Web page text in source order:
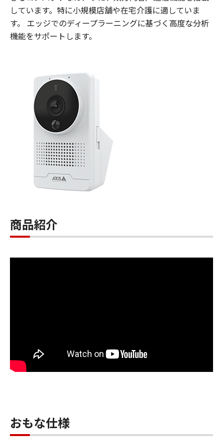
しています。特に小規模店舗や在宅介護に適していま
す。 エッジでのディープラーニングに基づく高度な分析
機能をサポートします。
商品紹介
おもな仕様